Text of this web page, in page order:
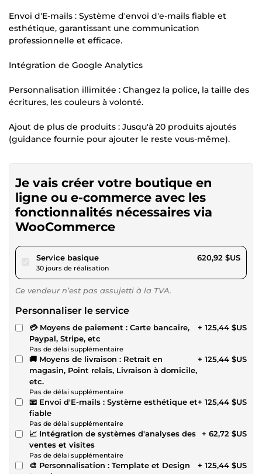
Envoi d'E-mails : Système d'envoi d'e-mails fiable et
esthétique, garantissant une communication
professionnelle et efficace.
Intégration de Google Analytics
Personnalisation illimitée : Changez la police, la taille des
écritures, les couleurs à volonté.
Ajout de plus de produits : Jusqu'à 20 produits ajoutés
(guidance fournie pour ajouter le reste vous-même).
Je vais créer votre boutique en
ligne ou e-commerce avec les
fonctionnalités nécessaires via
WooCommerce
Service basiquepour 572,27 $US
30 jours de réalisation
620,92 $US
Ce vendeur n’est pas assujetti à la TVA.
Personnaliser le service
💳 Moyens de paiement : Carte bancaire,
Paypal, Stripe, etc
Pas de délai supplémentaire
+ 125,44 $US
🚚 Moyens de livraison : Retrait en
magasin, Point relais, Livraison à domicile,
etc.
Pas de délai supplémentaire
+ 125,44 $US
📧 Envoi d'E-mails : Système esthétique et
fiable
Pas de délai supplémentaire
+ 125,44 $US
📈 Intégration de systèmes d'analyses des
ventes et visites
Pas de délai supplémentaire
+ 62,72 $US
🎨 Personnalisation : Template et Design
+ 125,44 $US